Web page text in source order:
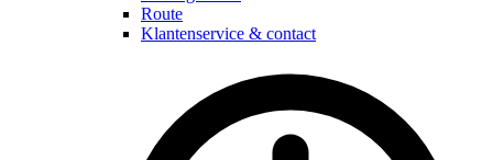
Route
Klantenservice & contact